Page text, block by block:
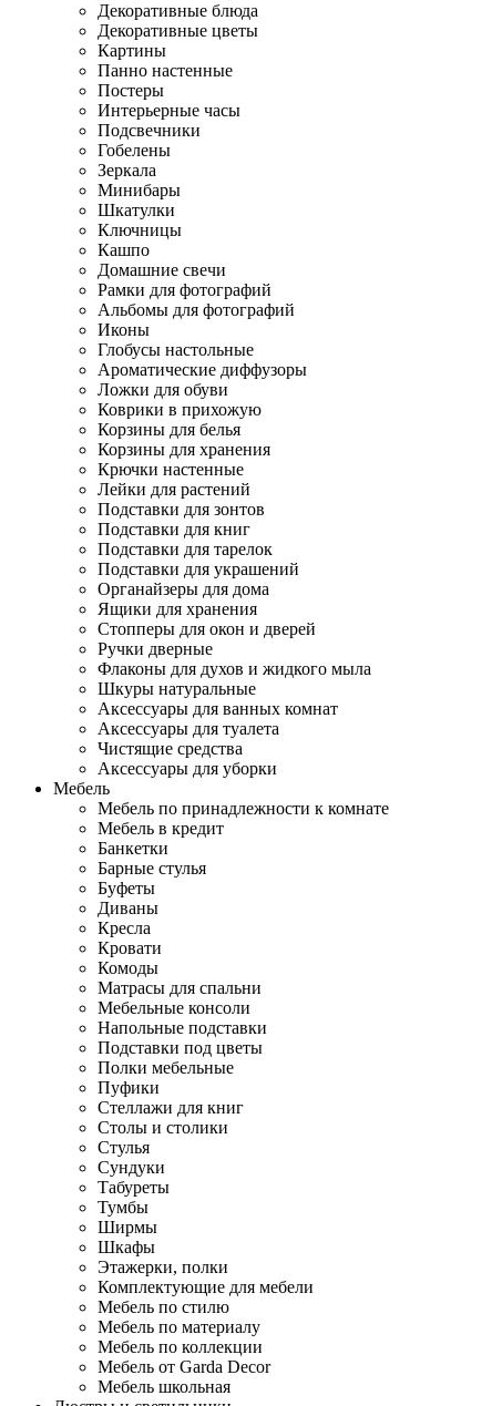
Декоративные блюда
Декоративные цветы
Картины
Панно настенные
Постеры
Интерьерные часы
Подсвечники
Гобелены
Зеркала
Минибары
Шкатулки
Ключницы
Кашпо
Домашние свечи
Рамки для фотографий
Альбомы для фотографий
Иконы
Глобусы настольные
Ароматические диффузоры
Ложки для обуви
Коврики в прихожую
Корзины для белья
Корзины для хранения
Крючки настенные
Лейки для растений
Подставки для зонтов
Подставки для книг
Подставки для тарелок
Подставки для украшений
Органайзеры для дома
Ящики для хранения
Стопперы для окон и дверей
Ручки дверные
Флаконы для духов и жидкого мыла
Шкуры натуральные
Аксессуары для ванных комнат
Аксессуары для туалета
Чистящие средства
Аксессуары для уборки
Мебель
Мебель по принадлежности к комнате
Мебель в кредит
Банкетки
Барные стулья
Буфеты
Диваны
Кресла
Кровати
Комоды
Матрасы для спальни
Мебельные консоли
Напольные подставки
Подставки под цветы
Полки мебельные
Пуфики
Стеллажи для книг
Столы и столики
Стулья
Сундуки
Табуреты
Тумбы
Ширмы
Шкафы
Этажерки, полки
Комплектующие для мебели
Мебель по стилю
Мебель по материалу
Мебель по коллекции
Мебель от Garda Decor
Мебель школьная